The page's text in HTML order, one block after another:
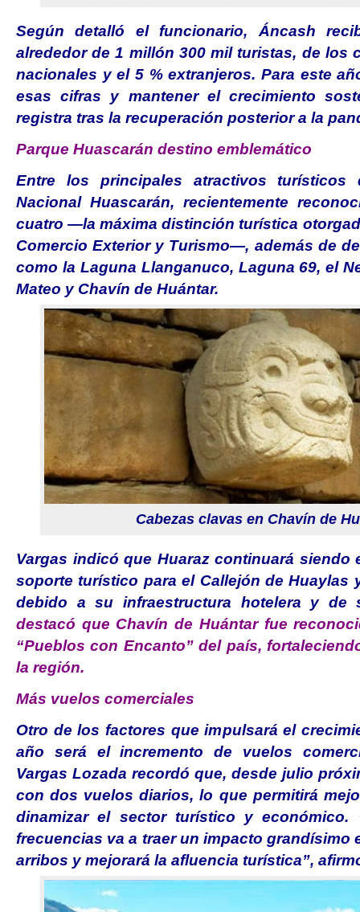
Según detalló el funcionario, Áncash
alrededor de 1 millón 300 mil turistas, de los
nacionales y el 5 % extranjeros. Para este
esas cifras y mantener el crecimiento
registra tras la recuperación posterior a la
Parque Huascarán destino emblemático
Entre los principales atractivos turísticos
Nacional Huascarán, recientemente
cuatro —la máxima distinción turística
Comercio Exterior y Turismo—, además de
como la Laguna Llanganuco, Laguna 69, el
Mateo y Chavín de Huántar.
Cabezas clavas en Chavín de
Vargas indicó que Huaraz continuará siendo
soporte turístico para el Callejón de Huaylas
debido a su infraestructura hotelera y de
destacó que Chavín de Huántar fue
“Pueblos con Encanto” del país,
la región.
Más vuelos comerciales
Otro de los factores que impulsará el
año será el incremento de vuelos
Vargas Lozada recordó que, desde julio
con dos vuelos diarios, lo que permitirá
dinamizar el sector turístico y económico.
frecuencias va a traer un impacto grandísimo
arribos y mejorará la afluencia turística”,